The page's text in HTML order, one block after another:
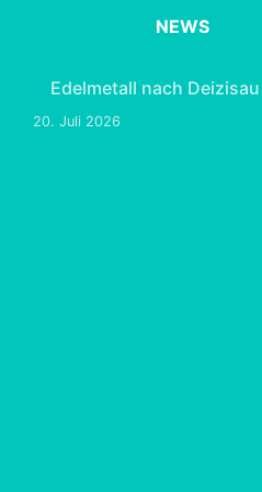
NEWS
Edelmetall nach Deizisau
20. Juli 2026